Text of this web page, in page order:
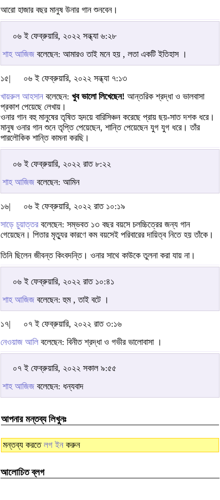
আরো হাজার বছর মানুষ উনার গান শুনবেন।
০৬ ই ফেব্রুয়ারি, ২০২২ সন্ধ্যা ৬:২৮
শাহ আজিজ বলেছেন: আমারও তাই মনে হয় , লতা একটি ইতিহাস ।
১৫|
০৬ ই ফেব্রুয়ারি, ২০২২ সন্ধ্যা ৭:১৩
খায়রুল আহসান বলেছেন: খুব ভালো লিখেছেন! আন্তরিক শ্রদ্ধা ও ভালবাসা
প্রকাশ পেয়েছে লেখায়।
ওনার গান বহু মানুষের তৃষিত হৃদয়ে বারিসিঞ্চন করেছে প্রায় ছয়-সাত দশক ধরে।
মানুষ ওনার গান শুনে তৃপ্তি পেয়েছেন, শান্তি পেয়েছেন যুগ যুগ ধরে। তাঁর
পারলৌকিক শান্তি কামনা করছি।
০৬ ই ফেব্রুয়ারি, ২০২২ রাত ৮:২২
শাহ আজিজ বলেছেন: আমিন
১৬|
০৬ ই ফেব্রুয়ারি, ২০২২ রাত ১০:১৯
সাড়ে চুয়াত্তর বলেছেন: সম্ভবত ১৩ বছর বয়সে চলচ্চিত্রের জন্য গান
গেয়েছেন। পিতার মৃত্যুর কারণে কম বয়সেই পরিবারের দায়িত্ব নিতে হয় তাঁকে।
তিনি ছিলেন জীবন্ত কিংবদন্তি। ওনার সাথে কাউকে তুলনা করা যায় না।
০৬ ই ফেব্রুয়ারি, ২০২২ রাত ১০:৪১
শাহ আজিজ বলেছেন: হুম , তাই বটে ।
১৭|
০৭ ই ফেব্রুয়ারি, ২০২২ রাত ৩:১৬
নেওয়াজ আলি বলেছেন: বিনীত শ্রদ্ধা ও গভীর ভালোবাসা ।
০৭ ই ফেব্রুয়ারি, ২০২২ সকাল ৯:৫৫
শাহ আজিজ বলেছেন: ধন্যবাদ
আপনার মন্তব্য লিখুনঃ
মন্তব্য করতে লগ ইন করুন
আলোচিত ব্লগ